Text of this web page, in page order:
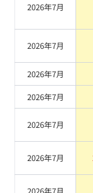
2026年7月
2026年7月
2026年7月
2026年7月
2026年7月
2026年7月